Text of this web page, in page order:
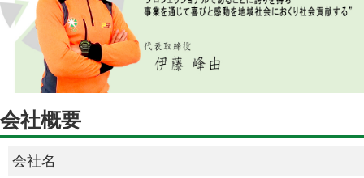
会社概要
会社名